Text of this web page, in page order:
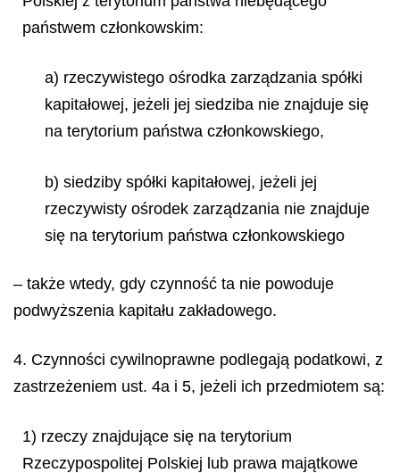
państwem członkowskim:
a) rzeczywistego ośrodka zarządzania spółki
kapitałowej, jeżeli jej siedziba nie znajduje się
na terytorium państwa członkowskiego,
b) siedziby spółki kapitałowej, jeżeli jej
rzeczywisty ośrodek zarządzania nie znajduje
się na terytorium państwa członkowskiego
– także wtedy, gdy czynność ta nie powoduje
podwyższenia kapitału zakładowego.
4. Czynności cywilnoprawne podlegają podatkowi, z
zastrzeżeniem ust. 4a i 5, jeżeli ich przedmiotem są:
1) rzeczy znajdujące się na terytorium
Rzeczypospolitej Polskiej lub prawa majątkowe